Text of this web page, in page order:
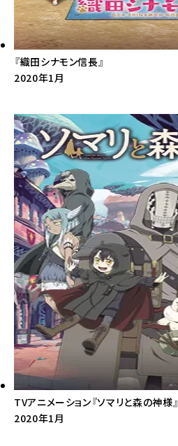
『織田シナモン信長』
2020年1月
TVアニメーション『ソマリと森の神様』
2020年1月